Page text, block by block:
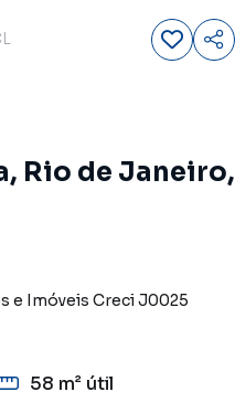
Rio de Janeiro,
e Imóveis CreciJ0025
58 m² útil